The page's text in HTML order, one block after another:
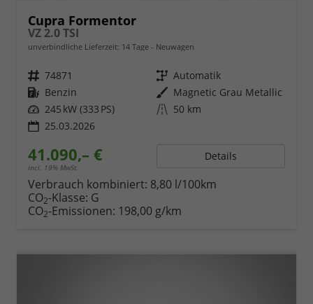
Cupra Formentor
VZ 2.0 TSI
unverbindliche Lieferzeit: 14 Tage Neuwagen
Fahrzeugnr. 74871 Getriebe Automatik
Kraftstoff Benzin Außenfarbe Magnetic Grau Metallic
Leistung 245 kW (333 PS) Kilometerstand 50 km
25.03.2026
41.090,– €
incl. 19% MwSt.
Details
Verbrauch kombiniert: 8,80 l/100km
CO2-Klasse: G
CO2-Emissionen: 198,00 g/km